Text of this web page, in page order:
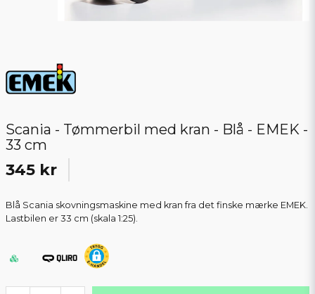
Scania - Tømmerbil med kran - Blå - EMEK -
33 cm
345 kr
Blå Scania skovningsmaskine med kran fra det finske mærke EMEK.
Lastbilen er 33 cm (skala 1:25).